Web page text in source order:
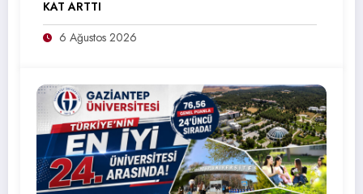
KAT ARTTI
6 Ağustos 2026